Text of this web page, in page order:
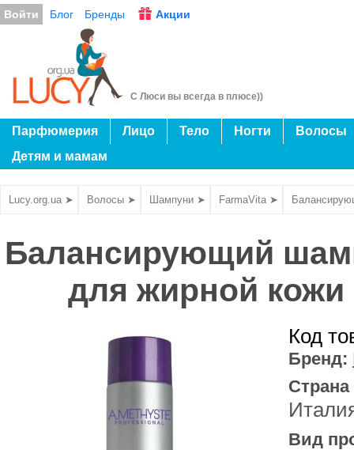
Войти Блог Бренды Акции
С Люси вы всегда в плюсе))
Парфюмерия Лицо Тело Ногти
Волосы
Детям и мамам
Lucy.org.ua ➤ Волосы ➤ Шампуни ➤ FarmaVita ➤
Балансирующий
для жирной кожи
Код
Бренд:
Вид